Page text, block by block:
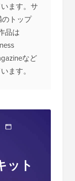
ます。サ
トップ
品は
など
ます。
ット